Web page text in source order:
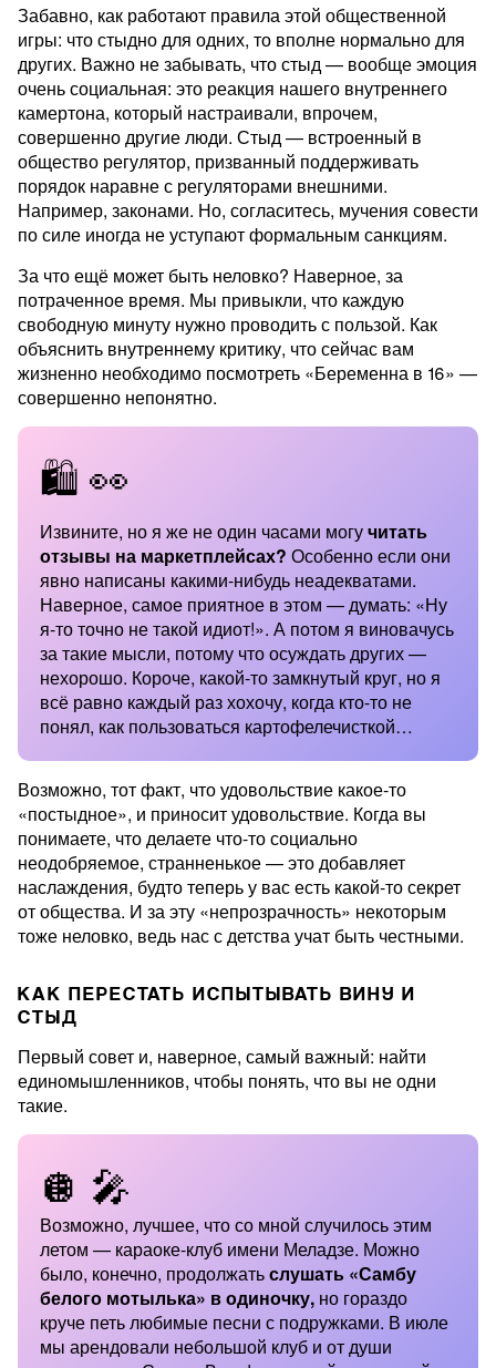
Забавно, как работают правила этой общественной
игры: что стыдно для одних, то вполне нормально для
других. Важно не забывать, что стыд — вообще эмоция
очень социальная: это реакция нашего внутреннего
камертона, который настраивали, впрочем,
совершенно другие люди. Стыд — встроенный в
общество регулятор, призванный поддерживать
порядок наравне с регуляторами внешними.
Например, законами. Но, согласитесь, мучения совести
по силе иногда не уступают формальным санкциям.
За что ещё может быть неловко? Наверное, за
потраченное время. Мы привыкли, что каждую
свободную минуту нужно проводить с пользой. Как
объяснить внутреннему критику, что сейчас вам
жизненно необходимо посмотреть «Беременна в 16» —
совершенно непонятно.
🛍️ 👀
Извините, но я же не один часами могучитать
отзывы на маркетплейсах? Особенно если они
явно написаны какими-нибудь неадекватами.
Наверное, самое приятное в этом — думать: «Ну
я-то точно не такой идиот!». А потом я виновачусь
за такие мысли, потому что осуждать других —
нехорошо. Короче, какой-то замкнутый круг, но я
всё равно каждый раз хохочу, когда кто-то не
понял, как пользоваться картофелечисткой…
Возможно, тот факт, что удовольствие какое-то
«постыдное», и приносит удовольствие. Когда вы
понимаете, что делаете что-то социально
неодобряемое, странненькое — это добавляет
наслаждения, будто теперь у вас есть какой-то секрет
от общества. И за эту «непрозрачность» некоторым
тоже неловко, ведь нас с детства учат быть честными.
КАК ПЕРЕСТАТЬ ИСПЫТЫВАТЬ ВИНУ И
СТЫД
Первый совет и, наверное, самый важный: найти
единомышленников, чтобы понять, что вы не одни
такие.
🪩 🎤
Возможно, лучшее, что со мной случилось этим
летом — караоке-клуб имени Меладзе. Можно
было, конечно, продолжатьслушать «Самбу
белого мотылька» в одиночку, но гораздо
круче петь любимые песни с подружками. В июле
мы арендовали небольшой клуб и от души